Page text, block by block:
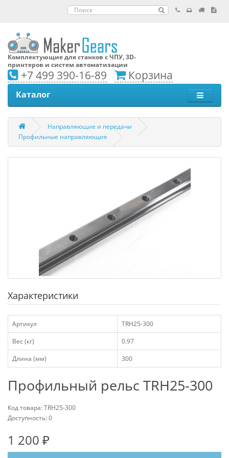
Комплектующие для станков с ЧПУ, 3D-
принтеров и систем автоматизации
+7 499 390-16-89 Корзина
Каталог
Направляющие и передачи
Профильные направляющие
Характеристики
Артикул
TRH25-300
Вес (кг)
0.97
Длина (мм)
300
Профильный рельс TRH25-300
Код товара: TRH25-300
Доступность: 0
1 200 ₽